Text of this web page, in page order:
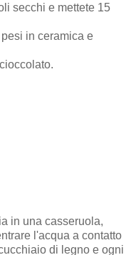
secchi e mettete 15
in ceramica e
in una casseruola,
l'acqua a contatto
di legno e ogni